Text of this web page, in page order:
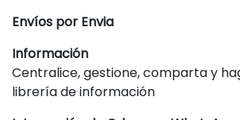
Envíos por Envia
Información
Centralice, gestione, comparta y
librería de información